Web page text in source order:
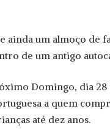
ainda um almoço de
de um antigo
Domingo, dia
a quem
até dez anos.